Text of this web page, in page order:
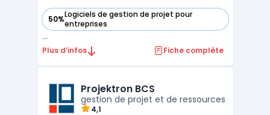
50%Logiciels de gestion de projet pour
entreprises
— voir Airsaas dans cette catégorie
...
Plus d’infos Fiche complète
Projektron BCS
gestion de projet et de ressources
4,1